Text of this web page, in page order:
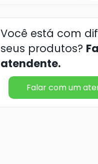
Você está com
seus produtos?
atendente.
Falar com um